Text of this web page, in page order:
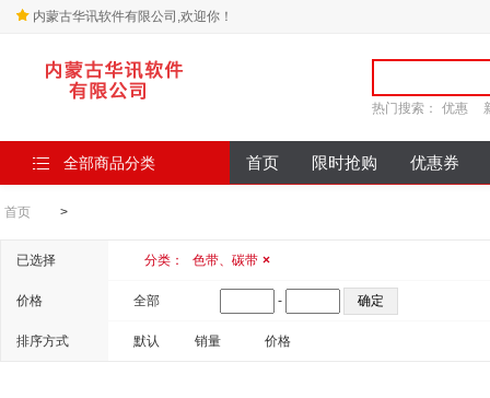
内蒙古华讯软件有限公司,欢迎你！
热门搜索： 优惠
全部商品分类 首页 限时抢购 优惠券
首页 >
已选择 分类： 色带、碳带 ×
价格 全部 -
排序方式 默认 销量 价格